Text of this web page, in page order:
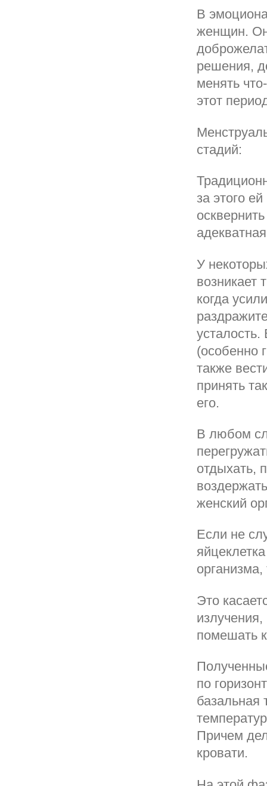
В
женщин.
решения,
менять
этот
стадий:
за этого
У
возникает
когда
(особенно
также
принять
его.
В любом
отдыхать,
женский
Если не
Это
помешать
по
базальная
Причем
кровати.